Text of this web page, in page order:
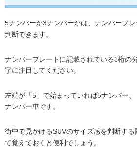
5ナンバーか3ナンバーかは、ナンバープ
判断できます。
ナンバープレートに記載されている3桁の
字に注目してください。
左端が「5」で始まっていれば5ナンバー
ナンバー車です。
街中で見かけるSUVのサイズ感を判断す
て覚えておくと便利でしょう。